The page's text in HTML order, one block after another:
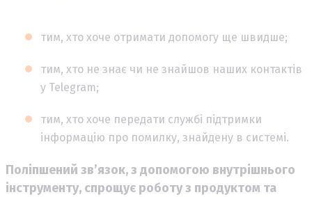
тим, хто хоче отримати допомогу ще швидше;
тим, хто не знає чи не знайшов наших контактів
у Telegram;
тим, хто хоче передати службі підтримки
інформацію про помилку, знайдену в системі.
Поліпшений зв’язок, з допомогою внутрішнього
інструменту, спрощує роботу з продуктом та